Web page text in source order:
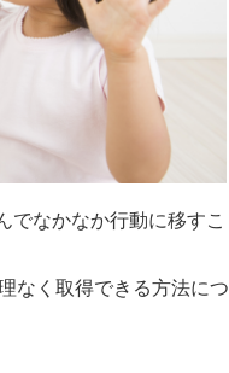
なかなか行動に移すこ
なく取得できる方法につ